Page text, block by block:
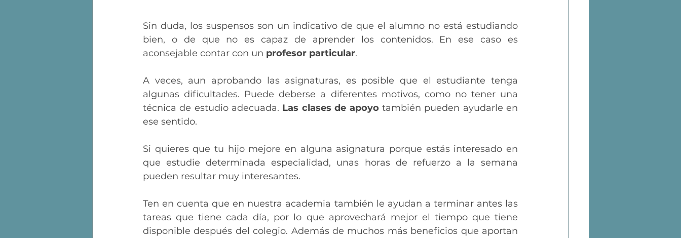
Sin duda, los suspensos son un indicativo de que el alumno no está estudiando
bien, o de que no es capaz de aprender los contenidos. En ese caso es
aconsejable contar con un profesor particular.
A veces, aun aprobando las asignaturas, es posible que el estudiante tenga
algunas dificultades. Puede deberse a diferentes motivos, como no tener una
técnica de estudio adecuada. Las clases de apoyo también pueden ayudarle en
ese sentido.
Si quieres que tu hijo mejore en alguna asignatura porque estás interesado en
que estudie determinada especialidad, unas horas de refuerzo a la semana
pueden resultar muy interesantes.
Ten en cuenta que en nuestra academia también le ayudan a terminar antes las
tareas que tiene cada día, por lo que aprovechará mejor el tiempo que tiene
disponible después del colegio. Además de muchos más beneficios que aportan